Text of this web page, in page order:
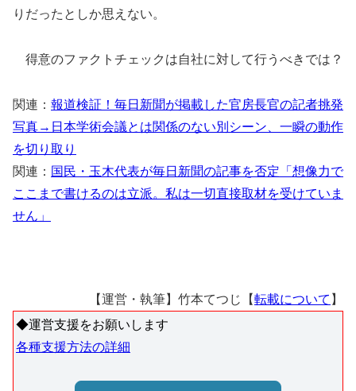
りだったとしか思えない。
得意のファクトチェックは自社に対して行うべきでは？
関連： 報道検証！毎日新聞が掲載した官房長官の記者挑発
写真→日本学術会議とは関係のない別シーン、一瞬の動作
を切り取り
関連： 国民・玉木代表が毎日新聞の記事を否定「想像力で
ここまで書けるのは立派。私は一切直接取材を受けていま
せん」
【運営・執筆】竹本てつじ【転載について 】
◆運営支援をお願いします
各種支援方法の詳細